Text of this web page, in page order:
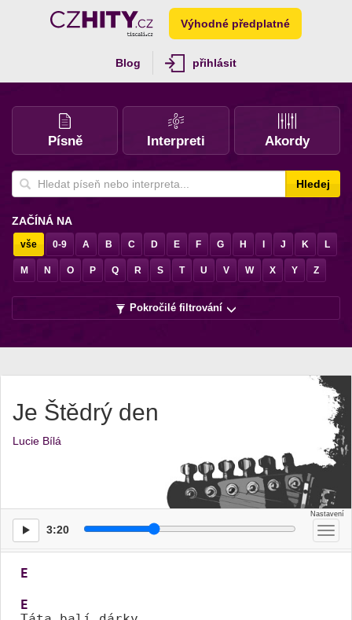
Výhodné předplatné
Blog přihlásit
Písně Interpreti Akordy
Hledej
ZAČÍNÁ NA
vše 0-9 A B C D E F G H J K L
M N O P Q R S T U V W X Y Z
Pokročilé filtrování
Je Štědrý den
Lucie Bílá
3:20
E
E